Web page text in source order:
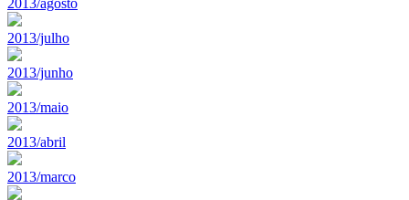
2013/julho
2013/junho
2013/maio
2013/abril
2013/marco